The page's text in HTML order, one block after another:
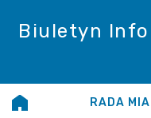
Biuletyn
RADA